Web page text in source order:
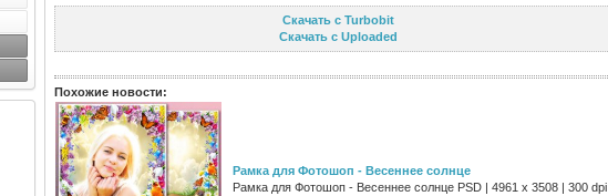
Скачать с Turbobit
Скачать с Uploaded
Похожие новости:
Рамка для Фотошоп - Весеннее солнце
Рамка для Фотошоп - Весеннее солнце PSD | 4961 х 3508 | 300